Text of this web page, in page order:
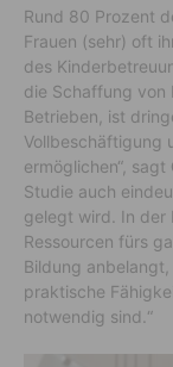
Rund 80 Prozent
Frauen (sehr) oft
des
die Schaffung von
Betrieben, ist
Vollbeschäftigung
ermöglichen“, sagt
Studie auch
gelegt wird. In der
Ressourcen fürs
Bildung
praktische
notwendig sind.“